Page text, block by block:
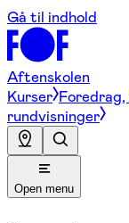
Gå til indhold
Aftenskolen
Kurser
rundvisninger
Open menu